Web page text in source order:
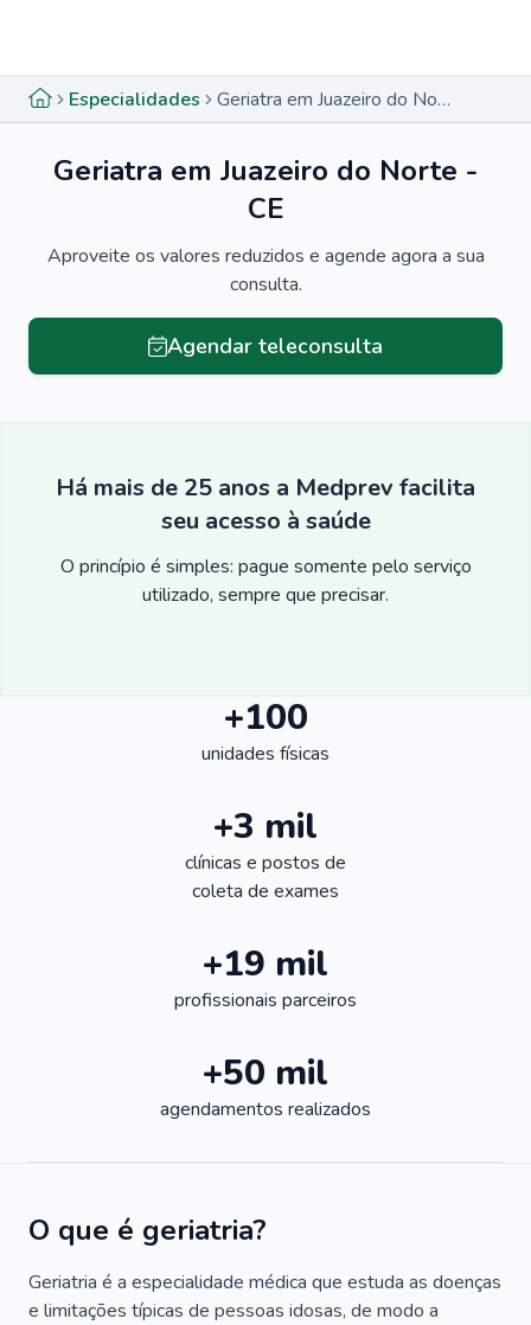
Especialidades Geriatra em Juazeiro do Norte - CE
Geriatra em Juazeiro do Norte -
CE
Aproveite os valores reduzidos e agende agora a sua
consulta.
Agendar teleconsulta
Há mais de 25 anos a Medprev facilita
seu acesso à saúde
O princípio é simples: pague somente pelo serviço
utilizado, sempre que precisar.
+100
unidades físicas
+3 mil
clínicas e postos de
coleta de exames
+19 mil
profissionais parceiros
+50 mil
agendamentos realizados
O que é geriatria?
Geriatria é a especialidade médica que estuda as doenças
e limitações típicas de pessoas idosas, de modo a